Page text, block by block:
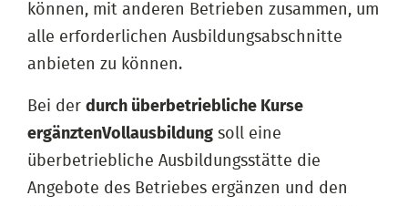
können, mit anderen Betrieben zusammen, um
alle erforderlichen Ausbildungsabschnitte
anbieten zu können.
Bei der durch überbetriebliche Kurse
ergänztenVollausbildung soll eine
überbetriebliche Ausbildungsstätte die
Angebote des Betriebes ergänzen und den